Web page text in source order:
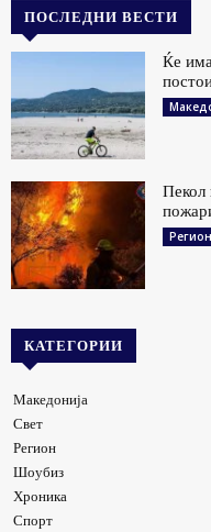
ПОСЛЕДНИ ВЕСТИ
Ќе
Пекол
Регион
КАТЕГОРИИ
Македонија
Свет
Регион
Шоубиз
Хроника
Спорт